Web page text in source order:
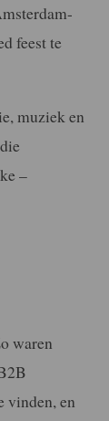
feest te
muziek en
–
waren
en